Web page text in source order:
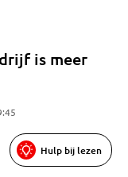
is meer
Hulp bij lezen